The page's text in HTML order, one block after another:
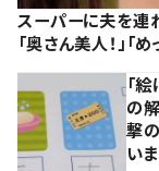
スーパーに夫を連
「奥さん美人！」「
「
の
撃
いま